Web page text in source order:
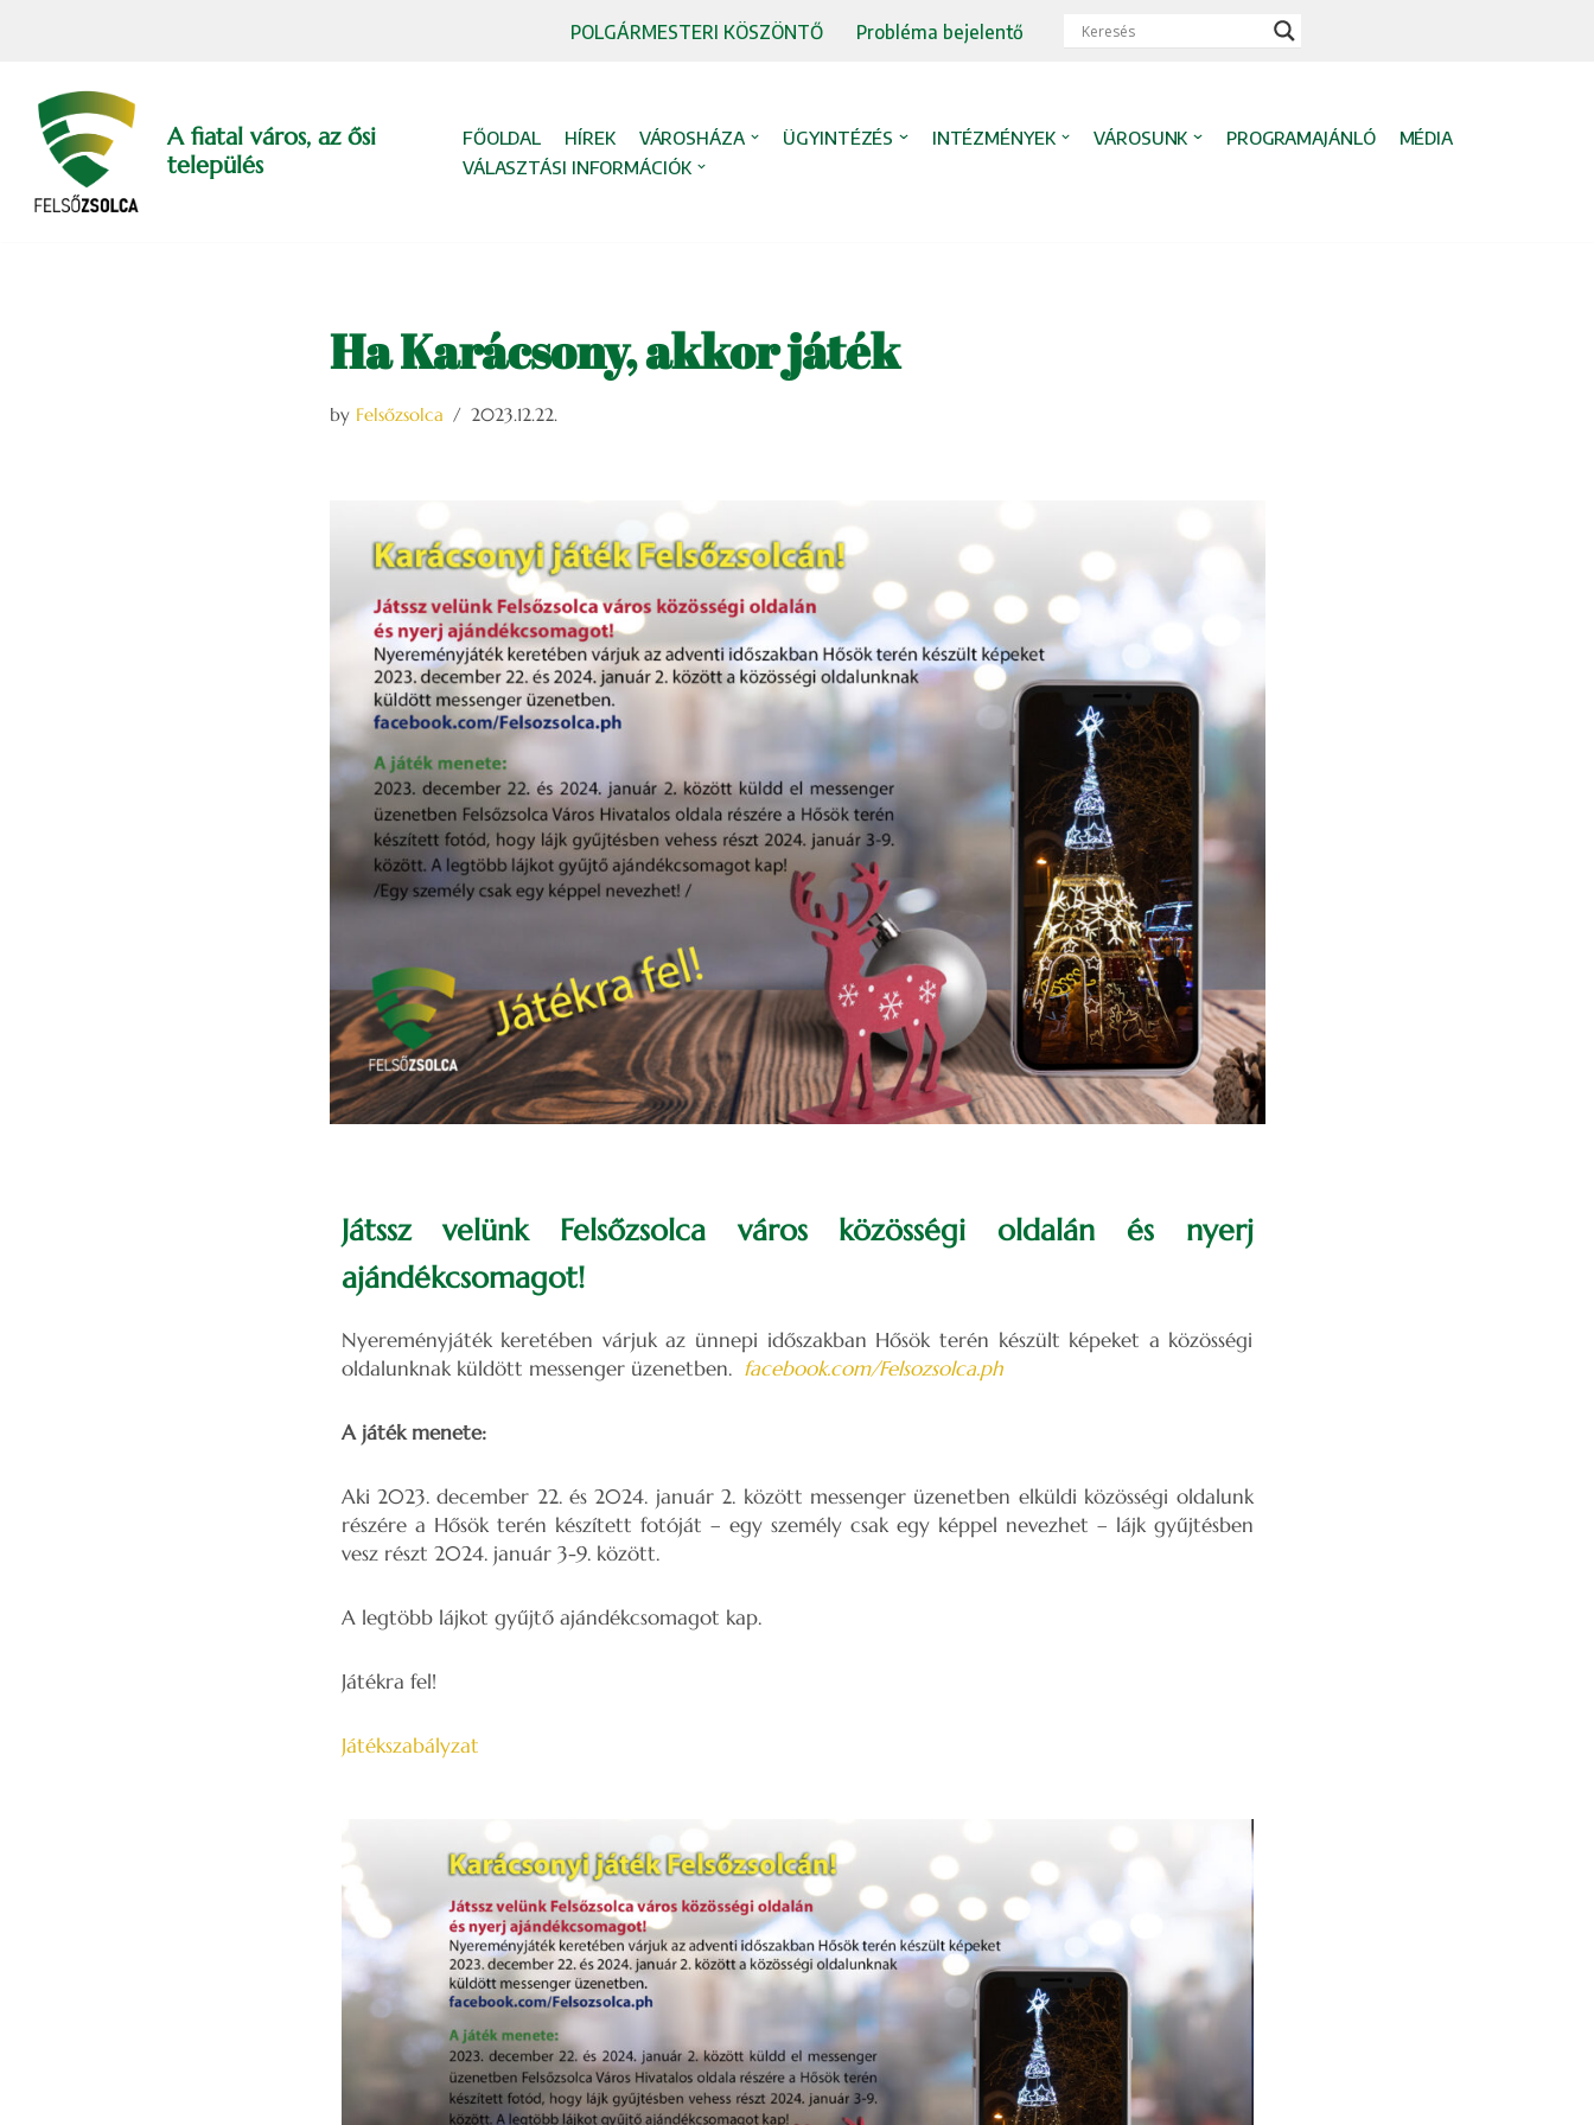
content
POLGÁRMESTERI KÖSZÖNTŐ Probléma bejelentő
A fiatal város, az ősi
település
FŐOLDAL HÍREK VÁROSHÁZA ÜGYINTÉZÉS INTÉZMÉNYEK VÁROSUNK PROGRAMAJÁNLÓ
MÉDIA
VÁLASZTÁSI INFORMÁCIÓK
Ha Karácsony, akkor játék
by Felsőzsolca 2023.12.22.
Játssz velünk Felsőzsolca város közösségi oldalán és nyerj
ajándékcsomagot!
Nyereményjáték keretében várjuk az ünnepi időszakban Hősök terén készült képeket a közösségi
oldalunknak küldött messenger üzenetben. facebook.com/Felsozsolca.ph
A játék menete:
Aki 2023. december 22. és 2024. január 2. között messenger üzenetben elküldi közösségi oldalunk
részére a Hősök terén készített fotóját – egy személy csak egy képpel nevezhet – lájk gyűjtésben
vesz részt 2024. január 3-9. között.
A legtöbb lájkot gyűjtő ajándékcsomagot kap.
Játékra fel!
Játékszabályzat